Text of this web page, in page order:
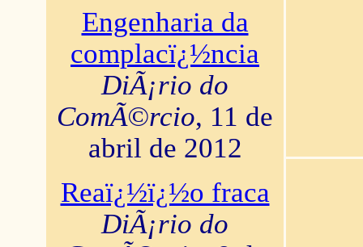
Engenharia da
complacï¿½ncia
DiÃ¡rio do
ComÃ©rcio, 11 de
abril de 2012
Reaï¿½ï¿½o fraca
DiÃ¡rio do